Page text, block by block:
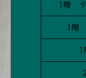
1階 テ
1階
1